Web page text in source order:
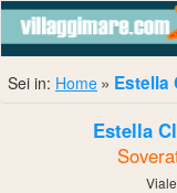
Sei in: Home Estella
Estella